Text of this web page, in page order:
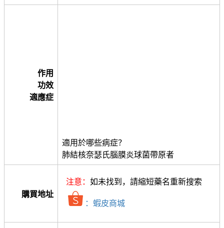
作用
功效
適應症
適用於哪些病症？
肺結核奈瑟氏腦膜炎球菌帶原者
購買地址
注意： 如未找到，請縮短藥名重新搜索
：蝦皮商城